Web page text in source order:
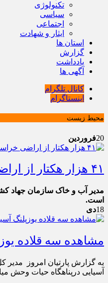
تکنولوژی
سیاسی
اجتماعی
ایثار و شهادت
استان ها
گزارش
یادداشت
آگهی ها
کانال تلگرام
اینستاگرام
محیط زیست
20فروردین
۴۱ هزار هکتار از اراضی خراسان شمالی به سامانه‌ نوین آبیاری مجهز شدند
است.
18دی
مشاهده سه قلاده
آسیایی درپناهگاه حیات وحش